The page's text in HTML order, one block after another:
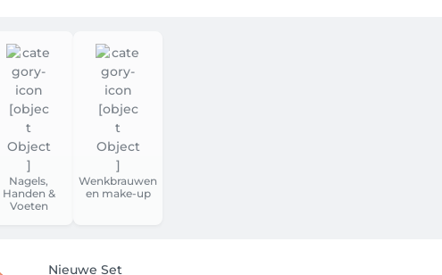
klant via Facebook, Google, Apple of een e-mailadres (kies een
📧✨.
toont je de eerst mogelijke datum. Ben je niet 100% zeker
+32492864571 💬.
Nagels,
Handen &
Voeten
Wenkbrauwen
en make-up
Nieuwe Set